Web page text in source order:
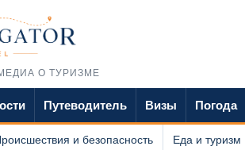
О ТУРИЗМЕ
Путеводитель Визы Погода
и безопасность Еда и туризм